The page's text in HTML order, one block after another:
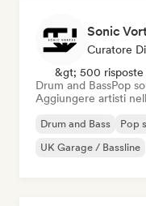
Sonic
Curatore
&gt; 500 risposte
Drum and BassPop
Aggiungere artisti
Drum and Bass Pop
UK Garage / Bassline